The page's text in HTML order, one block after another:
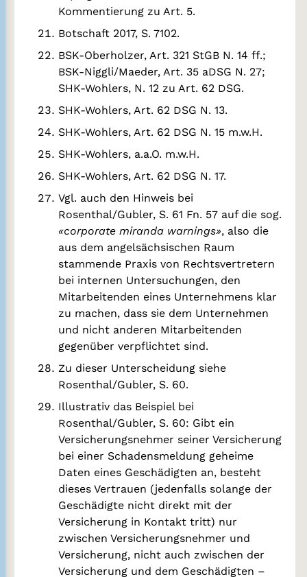
Kommentierung zu Art. 5.
Botschaft 2017, S. 7102.
BSK-Oberholzer, Art. 321 StGB N. 14 ff.;
BSK-Niggli/Maeder, Art. 35 aDSG N. 27;
SHK-Wohlers, N. 12 zu Art. 62 DSG.
SHK-Wohlers, Art. 62 DSG N. 13.
SHK-Wohlers, Art. 62 DSG N. 15 m.w.H.
SHK-Wohlers, a.a.O. m.w.H.
SHK-Wohlers, Art. 62 DSG N. 17.
Vgl. auch den Hinweis bei
Rosenthal/Gubler, S. 61 Fn. 57 auf die sog.
«corporate miranda warnings», also die
aus dem angelsächsischen Raum
stammende Praxis von Rechtsvertretern
bei internen Untersuchungen, den
Mitarbeitenden eines Unternehmens klar
zu machen, dass sie dem Unternehmen
und nicht anderen Mitarbeitenden
gegenüber verpflichtet sind.
Zu dieser Unterscheidung siehe
Rosenthal/Gubler, S. 60.
Illustrativ das Beispiel bei
Rosenthal/Gubler, S. 60: Gibt ein
Versicherungsnehmer seiner Versicherung
bei einer Schadensmeldung geheime
Daten eines Geschädigten an, besteht
dieses Vertrauen (jedenfalls solange der
Geschädigte nicht direkt mit der
Versicherung in Kontakt tritt) nur
zwischen Versicherungsnehmer und
Versicherung, nicht auch zwischen der
Versicherung und dem Geschädigten –